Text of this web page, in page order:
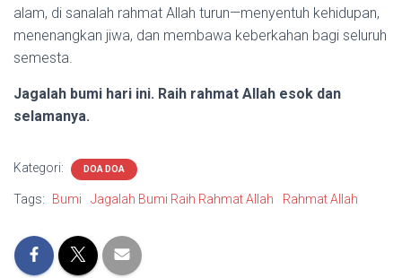
alam, di sanalah rahmat Allah turun—menyentuh kehidupan,
menenangkan jiwa, dan membawa keberkahan bagi seluruh
semesta.
Jagalah bumi hari ini. Raih rahmat Allah esok dan
selamanya.
Kategori: DOA DOA
Tags: Bumi Jagalah Bumi Raih Rahmat Allah Rahmat Allah